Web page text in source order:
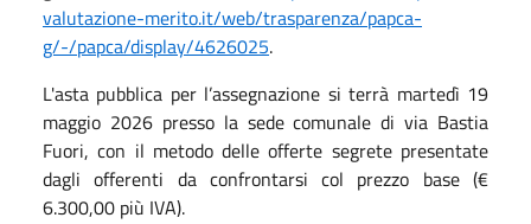
valutazione-merito.it/web/trasparenza/papca-
g/-/papca/display/4626025.
L'asta pubblica per l’assegnazione si terrà martedì 19
maggio 2026 presso la sede comunale di via Bastia
Fuori, con il metodo delle offerte segrete presentate
dagli offerenti da confrontarsi col prezzo base (€
6.300,00 più IVA).